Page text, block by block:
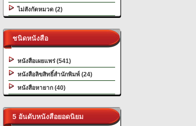
ไม่สังกัดหมวด (2)
ชนิดหนังสือ
หนังสือเผยแพร่ (541)
หนังสือลิขสิทธิ์สำนักพิมพ์ (24)
หนังสือหายาก (40)
5 อันดับหนังสือยอดนิยม